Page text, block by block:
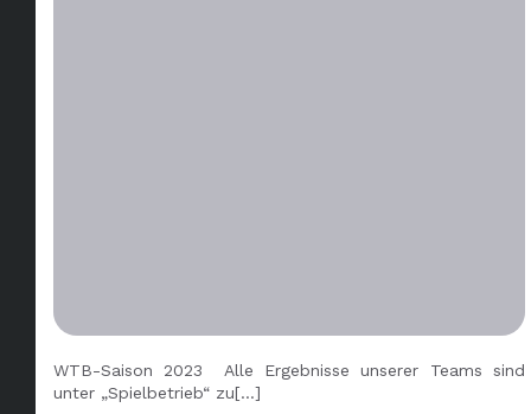
WTB-Saison 2023 Alle Ergebnisse unserer Teams sind
unter „Spielbetrieb“ zu[…]